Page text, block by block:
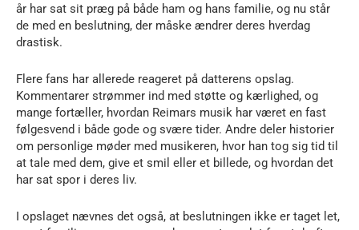
år har sat sit præg på både ham og hans familie, og nu står
de med en beslutning, der måske ændrer deres hverdag
drastisk.
Flere fans har allerede reageret på datterens opslag.
Kommentarer strømmer ind med støtte og kærlighed, og
mange fortæller, hvordan Reimars musik har været en fast
følgesvend i både gode og svære tider. Andre deler historier
om personlige møder med musikeren, hvor han tog sig tid til
at tale med dem, give et smil eller et billede, og hvordan det
har sat spor i deres liv.
I opslaget nævnes det også, at beslutningen ikke er taget let,